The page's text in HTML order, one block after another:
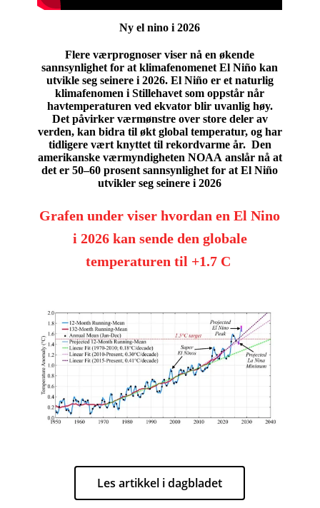
Ny el nino i 2026
Flere værprognoser viser nå en økende
sannsynlighet for at klimafenomenet El Niño kan
utvikle seg seinere i 2026. El Niño er et naturlig
klimafenomen i Stillehavet som oppstår når
havtemperaturen ved ekvator blir uvanlig høy.
Det påvirker værmønstre over store deler av
verden, kan bidra til økt global temperatur, og har
tidligere vært knyttet til rekordvarme år. Den
amerikanske værmyndigheten NOAA anslår nå at
det er 50–60 prosent sannsynlighet for at El Niño
utvikler seg seinere i 2026
Grafen under viser hvordan en El Nino
i 2026 kan sende den globale
temperaturen til +1.7 C
Les artikkel i dagbladet